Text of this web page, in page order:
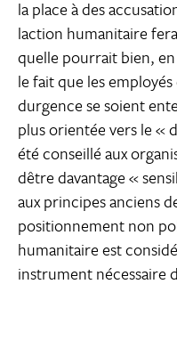
la place à des
laction humanitaire
quelle pourrait bien,
le fait que les employés
durgence se soient
plus orientée vers le «
été conseillé aux
dêtre davantage «
aux principes anciens
positionnement non
humanitaire est
instrument nécessaire